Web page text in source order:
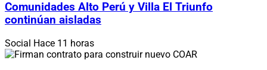
Comunidades Alto Perú y Villa El Triunfo
continúan aisladas
Social Hace 11 horas